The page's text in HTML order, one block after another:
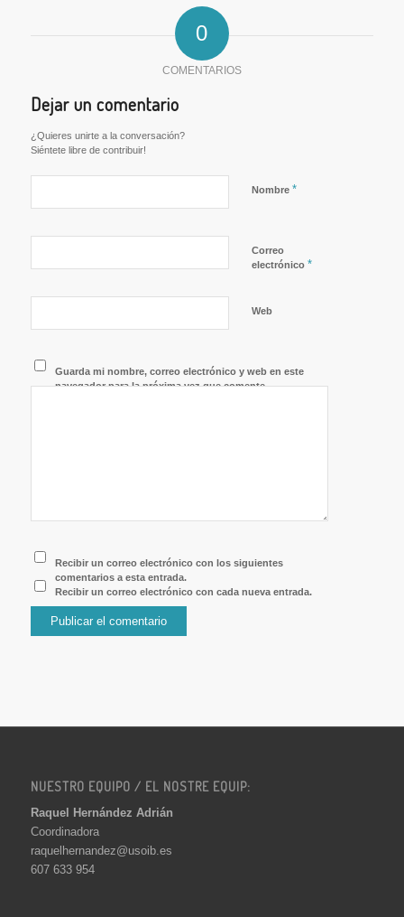
0
COMENTARIOS
Dejar un comentario
¿Quieres unirte a la conversación?
Siéntete libre de contribuir!
Nombre *
Correo
electrónico *
Web
Guarda mi nombre, correo electrónico y web en este
navegador para la próxima vez que comente.
Recibir un correo electrónico con los siguientes
comentarios a esta entrada.
Recibir un correo electrónico con cada nueva entrada.
NUESTRO EQUIPO / EL NOSTRE EQUIP:
Raquel Hernández Adrián
Coordinadora
raquelhernandez@usoib.es
607 633 954